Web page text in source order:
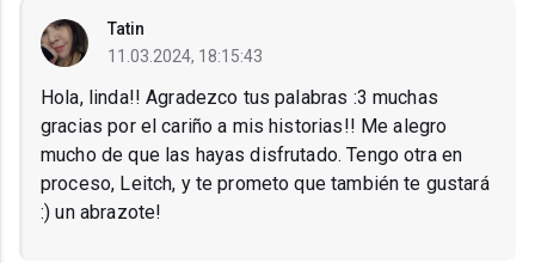
Tatin
11.03.2024, 18:15:43
Hola, linda!! Agradezco tus palabras :3 muchas
gracias por el cariño a mis historias!! Me alegro
mucho de que las hayas disfrutado. Tengo otra en
proceso, Leitch, y te prometo que también te gustará
:) un abrazote!